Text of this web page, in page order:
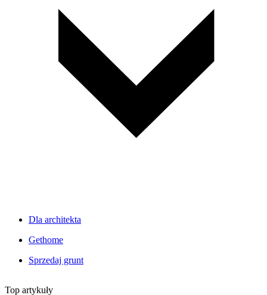
Dla architekta
Gethome
Sprzedaj grunt
Top artykuły